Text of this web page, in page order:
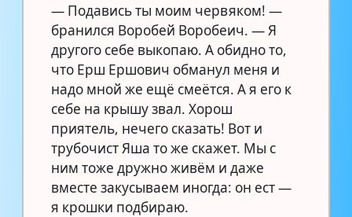
— Подавись ты моим червяком! —
бранился Воробей Воробеич. — Я
другого себе выкопаю. А обидно то,
что Ерш Ершович обманул меня и
надо мной же ещё смеётся. А я его к
себе на крышу звал. Хорош
приятель, нечего сказать! Вот и
трубочист Яша то же скажет. Мы с
ним тоже дружно живём и даже
вместе закусываем иногда: он ест —
я крошки подбираю.